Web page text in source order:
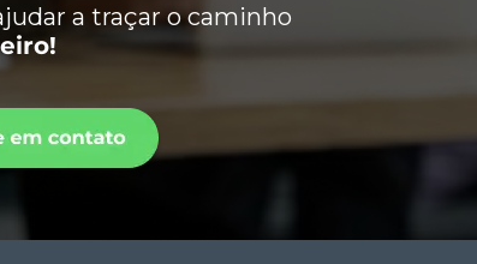
a traçar o caminho